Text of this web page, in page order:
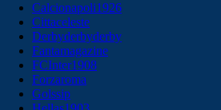
Calcionapoli1926
Cittaceleste
Derbyderbyderby
Fantamagazine
FCInter1908
Forzaroma
Golssip